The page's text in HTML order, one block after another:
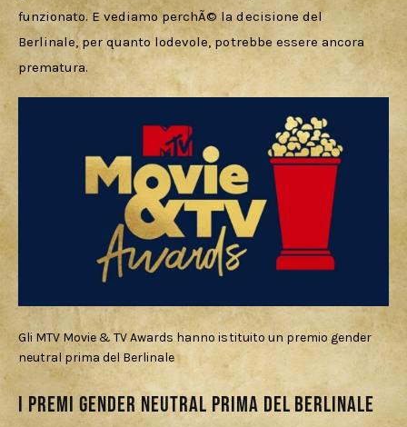
funzionato. E vediamo perchÃ© la decisione del
Berlinale, per quanto lodevole, potrebbe essere ancora
prematura.
Gli MTV Movie & TV Awards hanno istituito un premio gender
neutral prima del Berlinale
I premi gender neutral prima del Berlinale